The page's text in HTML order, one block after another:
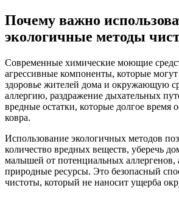
Почему важно
экологичные методы
Современные химические моющие
агрессивные компоненты, которые
здоровье жителей дома и окружающую
аллергию, раздражение дыхательных
вредные остатки, которые долгое время
ковра.
Использование экологичных методов
количество вредных веществ, уберечь
малышей от потенциальных аллергенов,
природные ресурсы. Это безопасный
чистоты, который не наносит ущерба